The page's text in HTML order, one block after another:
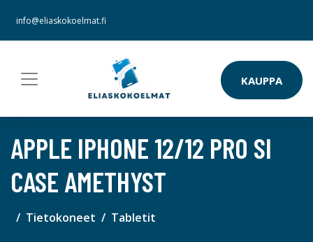
info@eliaskokoelmat.fi
KAUPPA
APPLE IPHONE 12/12 PRO SI
CASE AMETHYST
Tietokoneet Tabletit